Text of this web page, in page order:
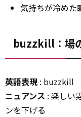
気持ちが冷めた
buzzkill：場
英語表現 : buzzkill
ニュアンス : 楽しい
ンを下げる